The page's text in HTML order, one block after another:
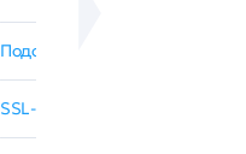
Подобрать SSL-сертификат
SSL-сертификаты GlobalSign